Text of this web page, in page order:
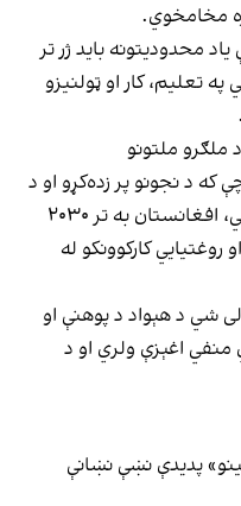
مخامخوي.
محدودیتونه باید ژر تر
تعلیم، کار او ټولنیزو
ملګرو ملتونو
د نجونو پر زده‌کړو او د
ښځو پر کار محدودیتونه دوام ومومي، افغانستان به تر ۲۰۳۰
زره ښوونکو او روغتیايي کارکوونکو له
شي د هېواد د پوهنې او
منفي اغېزې ولري او د